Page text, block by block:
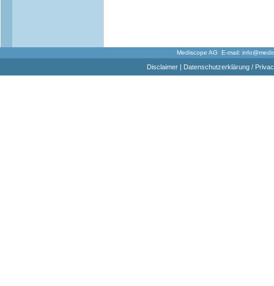
Mediscope AG E-mail:
Disclaimer| Datenschutzerklärung /